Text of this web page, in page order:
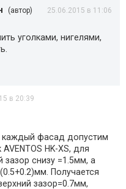
(автор) 25.06.2015 в 11:06
уголками, нигелями,
в 20:39
фасад допустим
HK-XS, для
снизу =1.5мм, а
Получается
зазор=0.7мм,